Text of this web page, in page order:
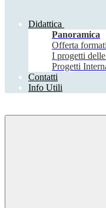
Didattica
Panoramica
Offerta
I progetti
Progetti
Contatti
Info Utili